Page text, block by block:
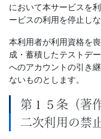
において本サービスを
ービスの利用を停止し
本利用者が利用資格を
成・蓄積したテストデ
へのアカウントの引き
ないものとします。
第１５条（著
二次利用の禁止